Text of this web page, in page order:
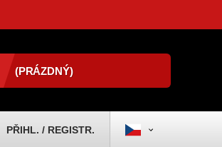
(PRÁZDNÝ)
PŘIHL. / REGISTR.